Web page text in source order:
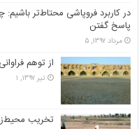
در کاربرد فروپاشی محتاط‌تر
پاسخ گفتن
مرداد ۱۳۹۷, ۵
از توهم
تیر ۱۳۹۷, ۱
تخریب